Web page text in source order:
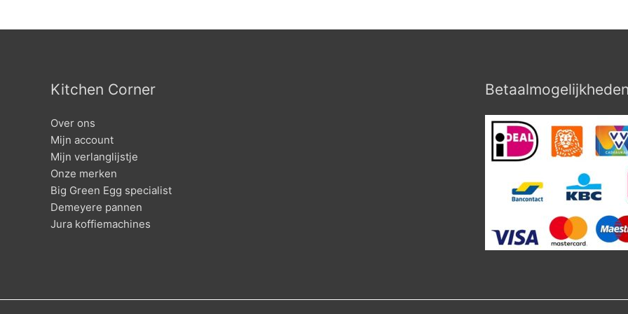
Kitchen Corner
Over ons
Mijn account
Mijn verlanglijstje
Onze merken
Big Green Egg specialist
Demeyere pannen
Jura koffiemachines